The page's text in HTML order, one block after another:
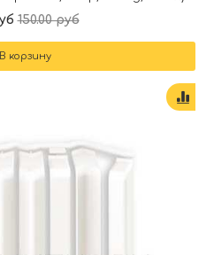
150.00 руб
В корзину